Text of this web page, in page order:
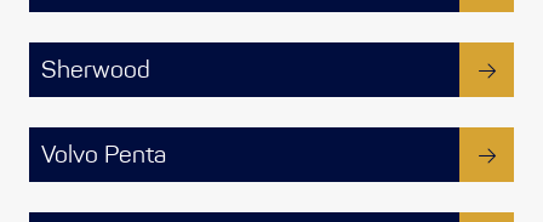
Sherwood
Volvo Penta
Brannslukkere
Hydraulisk styring
Motordeler